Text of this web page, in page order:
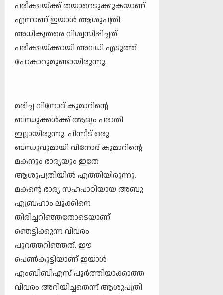
പരീക്ഷയ്ക്ക് തയാറെടുക്കുകയാണ്
എന്നാണ് ഇയാള്‍ ആശുപത്രി
അധികൃതരെ വിശ്വസിപ്പിച്ചത്.
പരീക്ഷയ്ക്കായി അവധി എടുത്ത്
പോകാറുമുണ്ടായിരുന്നു.
മരിച്ച വിനോദ് കുമാറിന്റെ
ബന്ധുക്കള്‍ക്ക് ആദ്യം പരാതി
ഇല്ലായിരുന്നു. പിന്നീട് ഒരു
ബന്ധുവുമായി വിനോദ് കുമാറിന്റെ
മകനും ഭാര്യയും ഇതേ
ആശുപത്രിയില്‍ എത്തിയിരുന്നു.
മകന്റെ ഭാര്യ സഹപാഠിയായ അബു
എബ്രഹാം ലൂക്കിനെ
തിരിച്ചറിഞ്ഞതോടെയാണ്
ഞെട്ടിക്കുന്ന വിവരം
പുറത്തറിഞ്ഞത്. ഈ
പെണ്‍കുട്ടിയാണ് ഇയാള്‍
എംബിബിഎസ് പൂര്‍ത്തിയാക്കാത്ത
വിവരം അറിയിച്ചതെന്ന് ആശുപത്രി